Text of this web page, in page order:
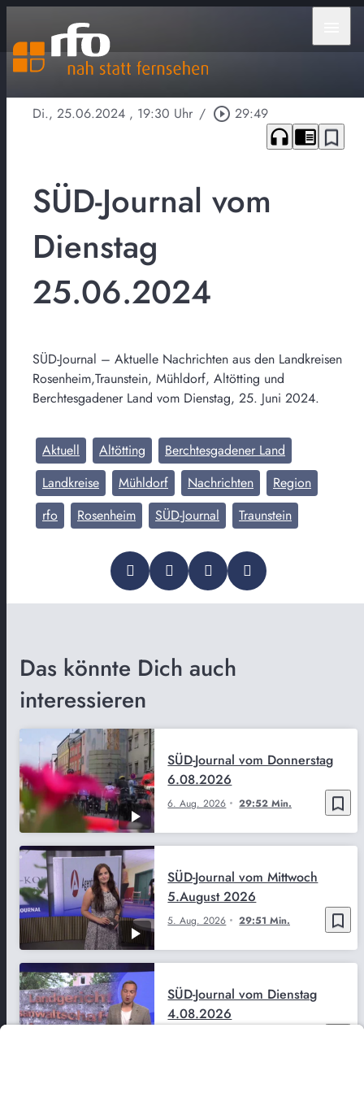
Di., 25.06.2024 , 19:30 Uhr / play_circle_outline 29:49
headphones chrome_reader_mode bookmark_border
SÜD-Journal vom
Dienstag
25.06.2024
SÜD-Journal – Aktuelle Nachrichten aus den Landkreisen
Rosenheim,Traunstein, Mühldorf, Altötting und
Berchtesgadener Land vom Dienstag, 25. Juni 2024.
Aktuell Altötting
Berchtesgadener Land
Landkreise
Mühldorf Nachrichten
Region
rfo
Rosenheim SÜD-Journal Traunstein
Das könnte Dich auch
interessieren
bookmark_border
6. Aug. 2026 29:52 Min.
SÜD-Journal vom Donnerstag
6.08.2026
bookmark_border
5. Aug. 2026 29:51 Min.
SÜD-Journal vom Mittwoch
5.August 2026
SÜD-Journal vom Dienstag
4.08.2026